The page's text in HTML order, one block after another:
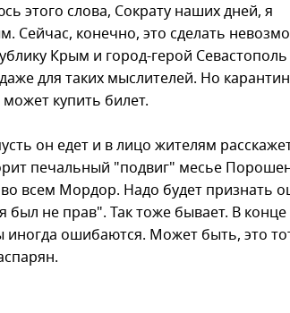
этого слова, Сократу наших дней, я
Сейчас, конечно, это сделать
Крым и город-герой
для таких мыслителей. Но карантин
купить билет.
он едет и в лицо жителям
печальный "подвиг" месье
всем Мордор. Надо будет признать
был не прав". Так тоже бывает. В конце
ошибаются. Может быть, это